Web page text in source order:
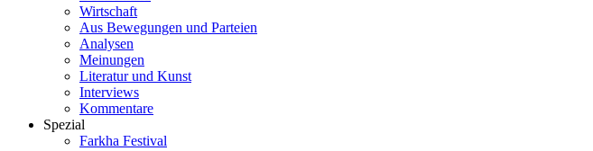
Wirtschaft
Aus Bewegungen und Parteien
Analysen
Meinungen
Literatur und Kunst
Interviews
Kommentare
Spezial
Farkha Festival